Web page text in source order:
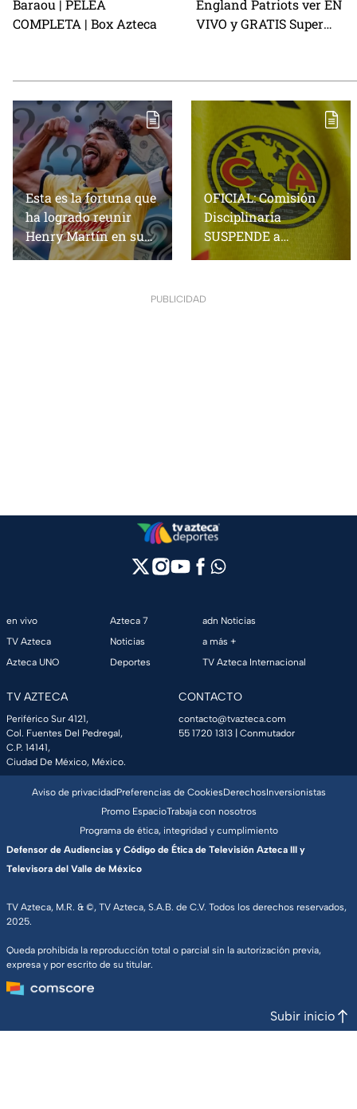
Baraou | PELEA
COMPLETA | Box Azteca
England Patriots ver EN
VIVO y GRATIS Super
Esta es la fortuna que
ha logrado reunir
Henry Martín en su
paso por Club
OFICIAL: Comisión
Disciplinaria
SUSPENDE a
delantero del América
jornada 4 del
PUBLICIDAD
en vivo
TV Azteca
Azteca UNO
Azteca 7
Noticias
Deportes
adn Noticias
a más +
TV Azteca Internacional
TV AZTECA
Periférico Sur 4121,
Col. Fuentes Del Pedregal,
C.P. 14141,
Ciudad De México, México.
CONTACTO
contacto@tvazteca.com
55 1720 1313 | Conmutador
TV Azteca, M.R. & ©, TV Azteca, S.A.B. de C.V. Todos los derechos reservados,
2025.
Queda prohibida la reproducción total o parcial sin la autorización previa,
expresa y por escrito de su titular.
Aviso de privacidadPreferencias de CookiesDerechosInversionistas
Promo EspacioTrabaja con nosotros
Programa de ética, integridad y cumplimiento
Defensor de Audiencias y Código de Ética de Televisión Azteca III y
Televisora del Valle de México
Subir inicio